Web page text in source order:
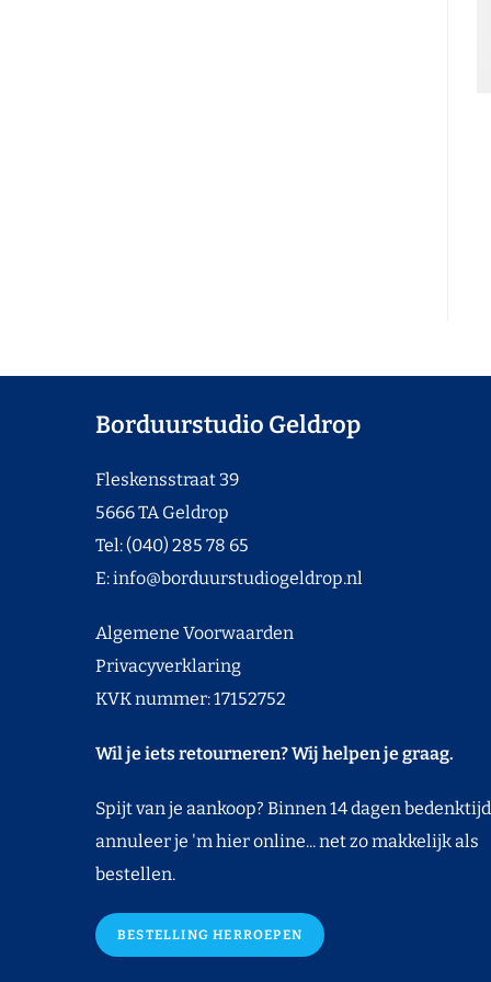
Borduurstudio Geldrop
Fleskensstraat 39
5666 TA Geldrop
Tel: (040) 285 78 65
E:info@borduurstudiogeldrop.nl
Algemene Voorwaarden
Privacyverklaring
KVK nummer: 17152752
Wil je iets retourneren? Wij helpen je graag.
Spijt van je aankoop? Binnen 14 dagen bedenktijd
annuleer je 'm hier online... net zo makkelijk als
bestellen.
BESTELLING HERROEPEN